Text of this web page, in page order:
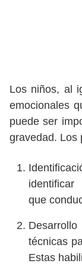
Los niños, al
emocionales
puede ser
gravedad. Los
que
técnicas
Estas